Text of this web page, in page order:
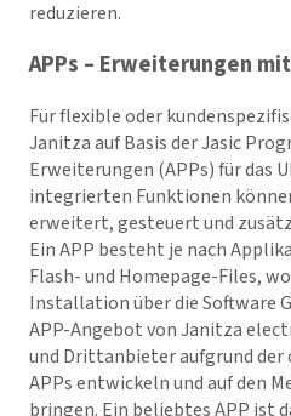
reduzieren.
APPs – Erweiterungen
Für flexible oder
Janitza auf Basis der Jasic
Erweiterungen (APPs) für das
integrierten Funktionen
erweitert, gesteuert und
Ein APP besteht je nach
Flash- und Homepage-Files,
Installation über die Software
APP-Angebot von Janitza
und Drittanbieter aufgrund
APPs entwickeln und auf den
bringen. Ein beliebtes APP ist